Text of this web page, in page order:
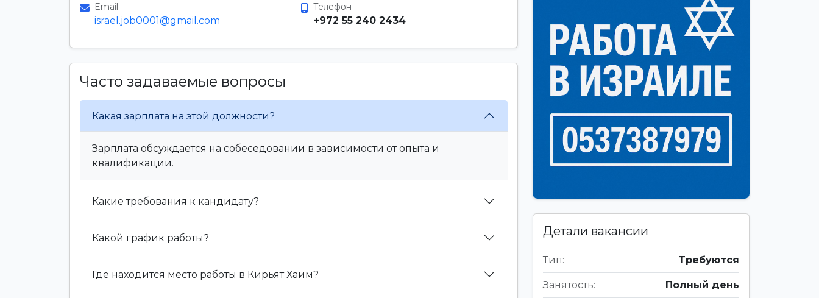
Email
israel.job0001@gmail.com
Телефон
+972 55 240 2434
Часто задаваемые вопросы
Какая зарплата на этой должности?
Зарплата обсуждается на собеседовании в зависимости от опыта и
квалификации.
Какие требования к кандидату?
Какой график работы?
Где находится место работы в Кирьят Хаим?
Детали вакансии
Тип: Требуются
Занятость: Полный день